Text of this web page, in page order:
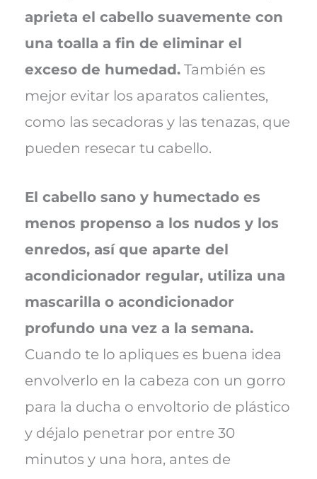
aprieta el cabello suavemente con
una toalla a fin de eliminar el
exceso de humedad.También es
mejor evitar los aparatos calientes,
como las secadoras y las tenazas, que
pueden resecar tu cabello.
El cabello sano y humectado es
menos propenso a los nudos y los
enredos, así que aparte del
acondicionador regular, utiliza una
mascarilla o acondicionador
profundo una vez a la semana.
Cuando te lo apliques es buena idea
envolverlo en la cabeza con un gorro
para la ducha o envoltorio de plástico
y déjalo penetrar por entre 30
minutos y una hora, antes de